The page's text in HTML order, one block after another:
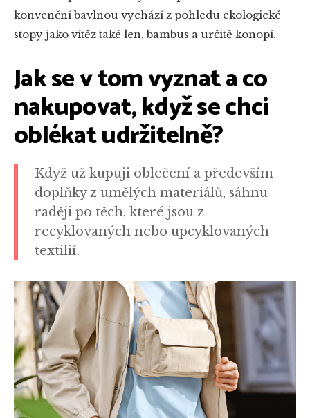
konvenční bavlnou vychází z pohledu ekologické
stopy jako vítěz také len, bambus a určitě konopí.
Jak se v tom vyznat a co
nakupovat, když se chci
oblékat udržitelně?
Když už kupuji oblečení a především
doplňky z umělých materiálů, sáhnu
raději po těch, které jsou z
recyklovaných nebo upcyklovaných
textilií.